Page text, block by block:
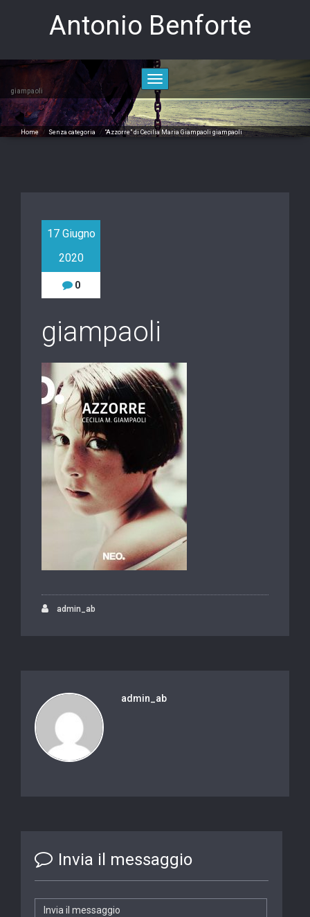
Antonio Benforte
Toggle
navigation
giampaoli
Home / Senza categoria / “Azzorre” di Cecilia Maria Giampaoli giampaoli
17 Giugno
2020
0
giampaoli
admin_ab
admin_ab
Invia il messaggio